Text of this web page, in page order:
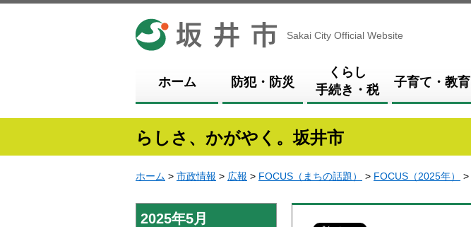
坂井市
Sakai City Official Website
ホーム 防犯・防災
くらし
手続き・税
子育て・教育
らしさ、かがやく。坂井市
ホーム > 市政情報 > 広報 > FOCUS（まちの話題） > FOCUS（2025年） >
2025年5月